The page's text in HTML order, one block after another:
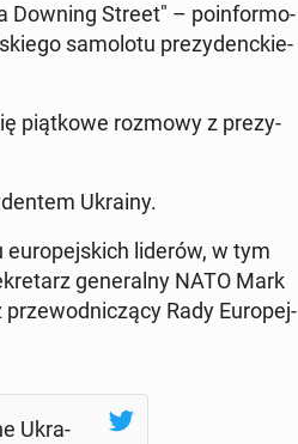
Downing Street" – po­in­for­mo­
sa­mo­lo­tu pre­zy­denc­kie­
piąt­ko­we rozmowy z pre­zy­
Ukrainy.
eu­ro­pej­skich liderów, w tym
ge­ne­ral­ny NATO Mark
prze­wod­ni­czą­cy Rady Eu­ro­pej­
Ukra­